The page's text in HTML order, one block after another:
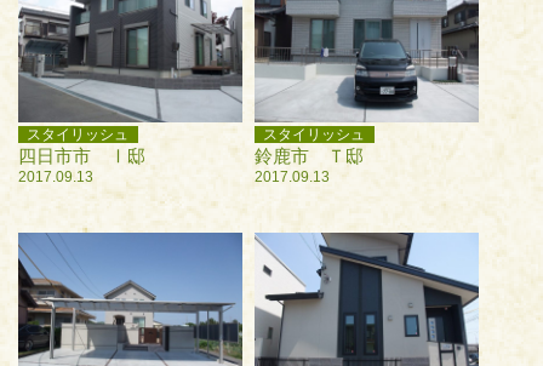
スタイリッシュ
四日市市 Ⅰ邸
2017.09.13
スタイリッシュ
鈴鹿市 Ｔ邸
2017.09.13